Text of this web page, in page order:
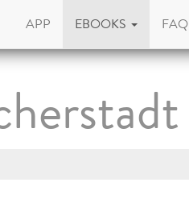
APP EBOOKS FAQ